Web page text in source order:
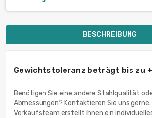
BESCHREIBUNG
Gewichtstoleranz beträgt bis zu
Benötigen Sie eine andere Stahlqualität
Abmessungen? Kontaktieren Sie uns gerne.
Verkaufsteam erstellt Ihnen ein